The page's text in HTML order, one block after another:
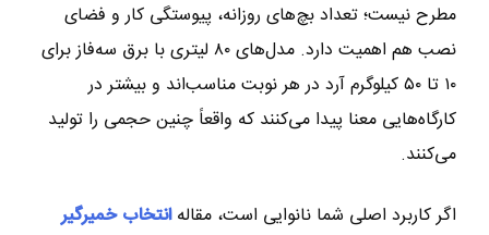
مطرح نیست؛ تعداد بچ‌های روزانه، پیوستگی کار و فضای
نصب هم اهمیت دارد. مدل‌های ۸۰ لیتری با برق سه‌فاز برای
۱۰ تا ۵۰ کیلوگرم آرد در هر نوبت مناسب‌اند و بیشتر در
کارگاه‌هایی معنا پیدا می‌کنند که واقعاً چنین حجمی را تولید
می‌کنند.
اگر کاربرد اصلی شما نانوایی است، مقالهانتخاب خمیرگیر